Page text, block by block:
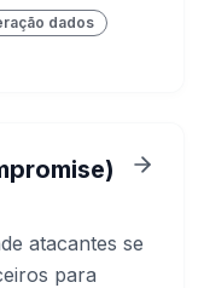
dados
atacantes se
para